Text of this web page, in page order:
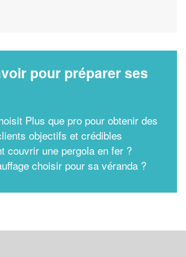
pour préparer ses
Plus que pro pour obtenir des
objectifs et crédibles
couvrir une pergola en fer ?
choisir pour sa véranda ?